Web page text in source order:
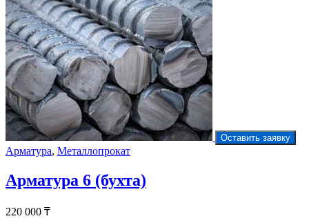
Оставить заявку
Арматура, Металлопрокат
Арматура 6 (бухта)
220 000 ₸